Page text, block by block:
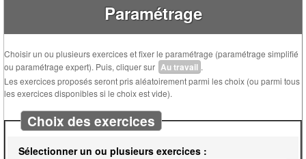
Paramétrage
Choisir un ou plusieurs exercices et fixer le paramétrage (paramétrage simplifié
ou paramétrage expert). Puis, cliquer sur Au travail .
Les exercices proposés seront pris aléatoirement parmi les choix (ou parmi tous
les exercices disponibles si le choix est vide).
Choix des exercices
Sélectionner un ou plusieurs exercices :